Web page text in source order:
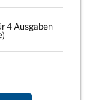
4 Ausgaben